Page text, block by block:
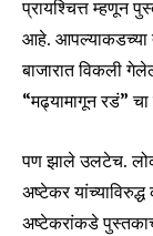
or click the
your privacy and
safe with us.
प्रायश्चित्त म्हणून
आहे. आपल्याकडच्या
बाजारात विकली
“मढ्यामागून रडं”
पण झाले उलटेच.
अष्टेकर
अष्टेकरांकडे